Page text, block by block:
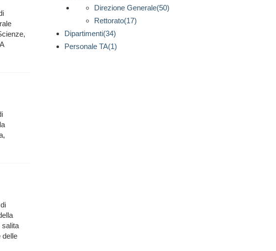
di
salita
delle
Direzione Generale(50)
Rettorato(17)
Dipartimenti(34)
Personale TA(1)